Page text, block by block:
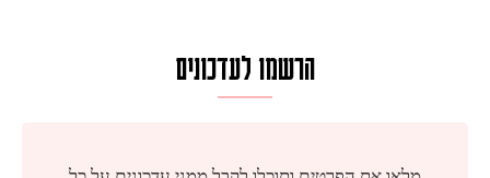
הרשמו לעדכונים